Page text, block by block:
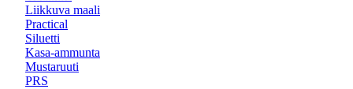
Liikkuva maali
Practical
Siluetti
Kasa-ammunta
Mustaruuti
PRS